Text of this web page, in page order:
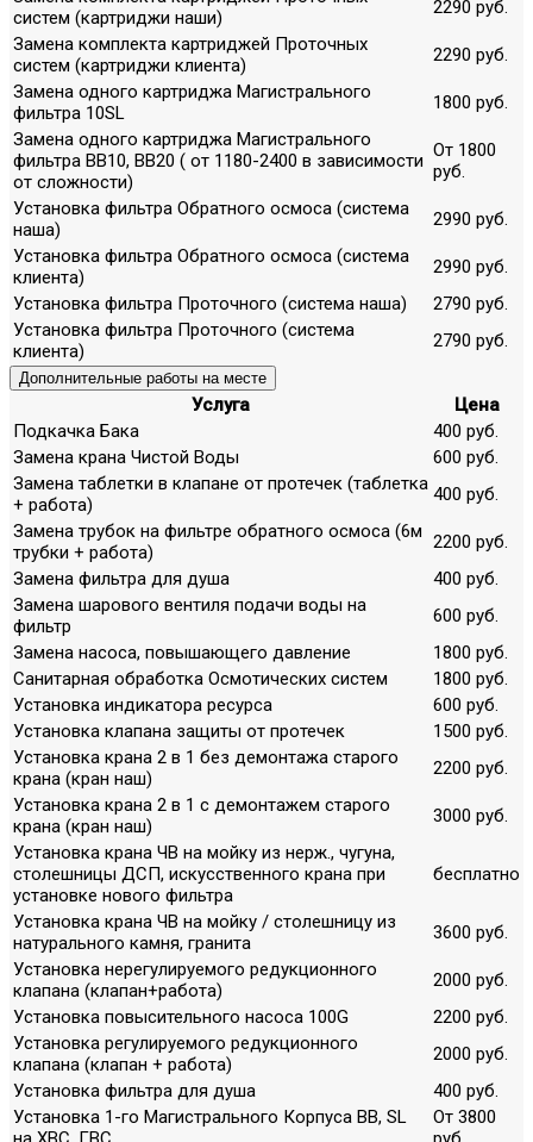
систем (картриджи наши)
2290 руб.
Замена комплекта картриджей Проточных
систем (картриджи клиента)
2290 руб.
Замена одного картриджа Магистрального
фильтра 10SL
1800 руб.
Замена одного картриджа Магистрального
фильтра ВВ10, ВВ20 ( от 1180-2400 в зависимости
от сложности)
От 1800
руб.
Установка фильтра Обратного осмоса (система
наша)
2990 руб.
Установка фильтра Обратного осмоса (система
клиента)
2990 руб.
Установка фильтра Проточного (система наша)
2790 руб.
Установка фильтра Проточного (система
клиента)
2790 руб.
Дополнительные работы на месте
Услуга
Цена
Подкачка Бака
400 руб.
Замена крана Чистой Воды
600 руб.
Замена таблетки в клапане от протечек (таблетка
+ работа)
400 руб.
Замена трубок на фильтре обратного осмоса (6м
трубки + работа)
2200 руб.
Замена фильтра для душа
400 руб.
Замена шарового вентиля подачи воды на
фильтр
600 руб.
Замена насоса, повышающего давление
1800 руб.
Санитарная обработка Осмотических систем
1800 руб.
Установка индикатора ресурса
600 руб.
Установка клапана защиты от протечек
1500 руб.
Установка крана 2 в 1 без демонтажа старого
крана (кран наш)
2200 руб.
Установка крана 2 в 1 с демонтажем старого
крана (кран наш)
3000 руб.
Установка крана ЧВ на мойку из нерж., чугуна,
столешницы ДСП, искусственного крана при
установке нового фильтра
бесплатно
Установка крана ЧВ на мойку / столешницу из
натурального камня, гранита
3600 руб.
Установка нерегулируемого редукционного
клапана (клапан+работа)
2000 руб.
Установка повысительного насоса 100G
2200 руб.
Установка регулируемого редукционного
клапана (клапан + работа)
2000 руб.
Установка фильтра для душа
400 руб.
Установка 1-го Магистрального Корпуса ВВ, SL
От 3800